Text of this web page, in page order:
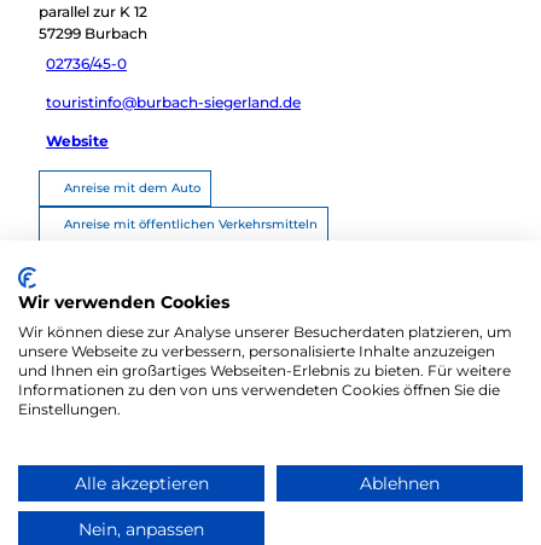
parallel zur K 12
57299 Burbach
02736/45-0
touristinfo@burbach-siegerland.de
Website
Anreise mit dem Auto
Anreise mit öffentlichen Verkehrsmitteln
Zum Partnerbereich
Wir verwenden Cookies
Wir können diese zur Analyse unserer Besucherdaten platzieren, um
unsere Webseite zu verbessern, personalisierte Inhalte anzuzeigen
und Ihnen ein großartiges Webseiten-Erlebnis zu bieten. Für weitere
Informationen zu den von uns verwendeten Cookies öffnen Sie die
Einstellungen.
Alle akzeptieren Ablehnen
Nein, anpassen